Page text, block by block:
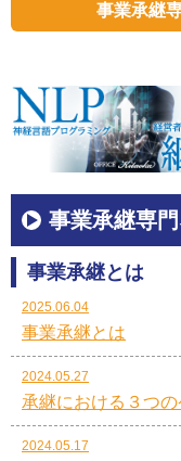
事業承継
事業承継専
事業承継とは
2025.06.04
事業承継とは
2024.05.27
承継における３つ
2024.05.17